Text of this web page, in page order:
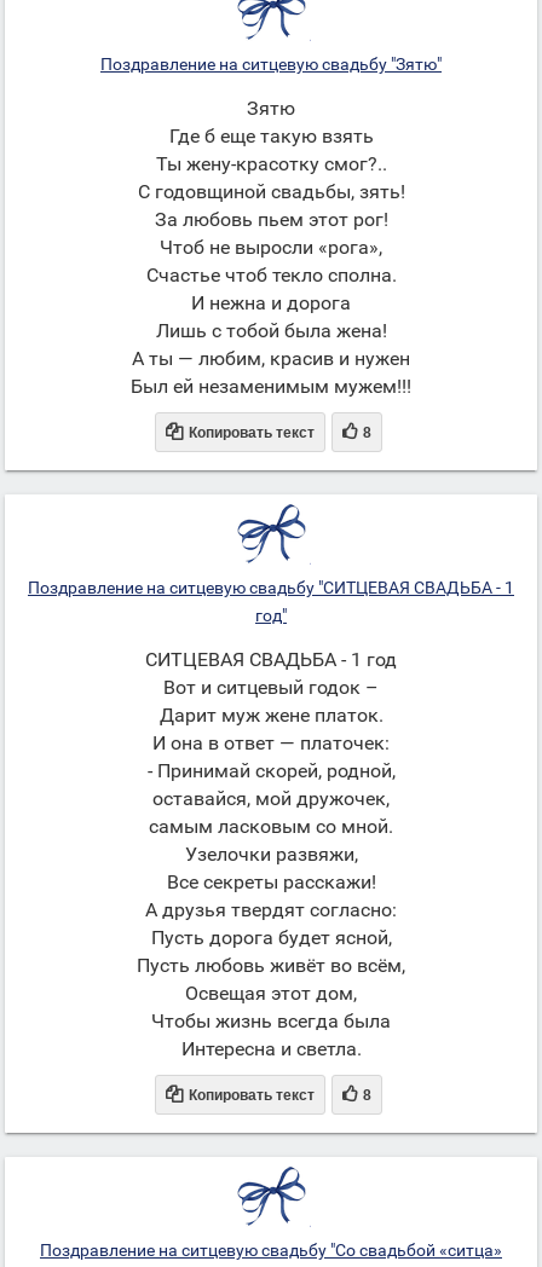
Поздравление на ситцевую свадьбу "Зятю"
Зятю
Где б еще такую взять
Ты жену-красотку смог?..
С годовщиной свадьбы, зять!
За любовь пьем этот рог!
Чтоб не выросли «рога»,
Счастье чтоб текло сполна.
И нежна и дорога
Лишь с тобой была жена!
А ты — любим, красив и нужен
Был ей незаменимым мужем!!!
 Копировать текст  8
Поздравление на ситцевую свадьбу "СИТЦЕВАЯ СВАДЬБА - 1
год"
СИТЦЕВАЯ СВАДЬБА - 1 год
Вот и ситцевый годок –
Дарит муж жене платок.
И она в ответ — платочек:
- Принимай скорей, родной,
оставайся, мой дружочек,
самым ласковым со мной.
Узелочки развяжи,
Все секреты расскажи!
А друзья твердят согласно:
Пусть дорога будет ясной,
Пусть любовь живёт во всём,
Освещая этот дом,
Чтобы жизнь всегда была
Интересна и светла.
 Копировать текст  8
Поздравление на ситцевую свадьбу "Со свадьбой «ситца»